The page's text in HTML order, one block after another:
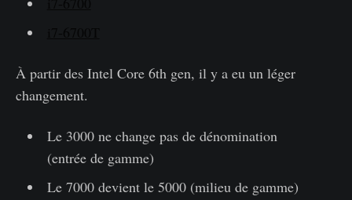
À partir des Intel Core 6th gen, il y a eu un léger
changement.
Le 3000 ne change pas de dénomination
(entrée de gamme)
Le 7000 devient le 5000 (milieu de gamme)